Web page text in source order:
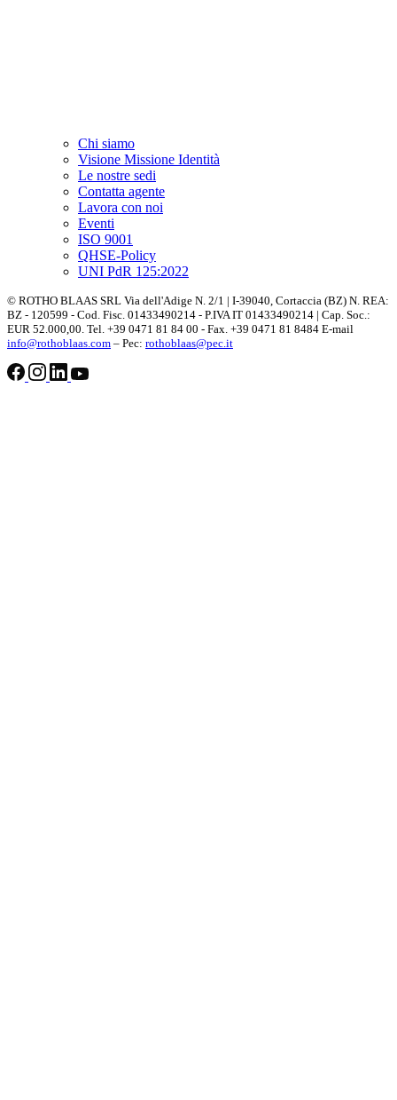
Chi siamo
Visione Missione Identità
Le nostre sedi
Contatta agente
Lavora con noi
Eventi
ISO 9001
QHSE-Policy
UNI PdR 125:2022
© ROTHO BLAAS SRL Via dell'Adige N. 2/1 | I-39040, Cortaccia (BZ) N. REA:
BZ - 120599 - Cod. Fisc. 01433490214 - P.IVA IT 01433490214 | Cap. Soc.:
EUR 52.000,00. Tel. +39 0471 81 84 00 - Fax. +39 0471 81 8484 E-mail
info@rothoblaas.com – Pec: rothoblaas@pec.it